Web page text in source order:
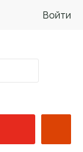
Войти